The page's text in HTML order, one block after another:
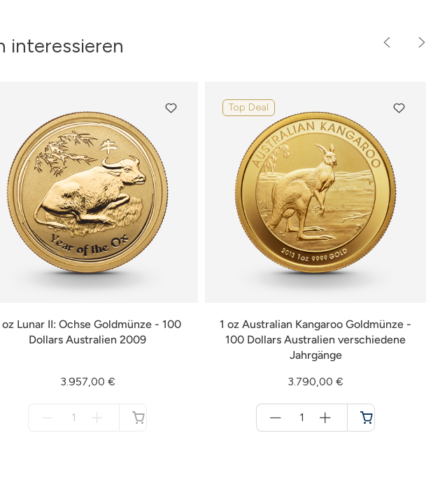
interessieren
oz Lunar II: Ochse Goldmünze - 100
Dollars Australien 2009
3.957,00 €
Top Deal
1 oz Australian Kangaroo Goldmünze -
100 Dollars Australien verschiedene
Jahrgänge
3.790,00 €